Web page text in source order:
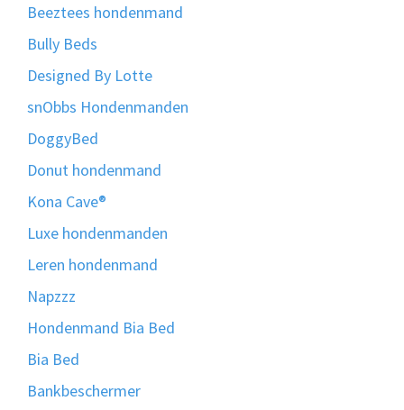
Beeztees hondenmand
Bully Beds
Designed By Lotte
snObbs Hondenmanden
DoggyBed
Donut hondenmand
Kona Cave®
Luxe hondenmanden
Leren hondenmand
Napzzz
Hondenmand Bia Bed
Bia Bed
Bankbeschermer